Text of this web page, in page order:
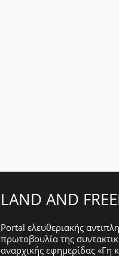
LAND AND
Portal ελευθεριακής
πρωτοβουλία της
αναρχικής εφημερίδας «Γη